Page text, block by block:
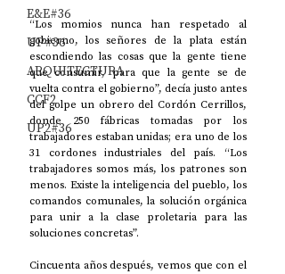
E&E#36
UP#36
ARQUITECTURA
CCF2
UP2#36
“Los momios nunca han respetado al
gobierno, los señores de la plata están
escondiendo las cosas que la gente tiene
que consumir, para que la gente se de
vuelta contra el gobierno”, decía justo antes
del golpe un obrero del Cordón Cerrillos,
donde 250 fábricas tomadas por los
trabajadores estaban unidas; era uno de los
31 cordones industriales del país. “Los
trabajadores somos más, los patrones son
menos. Existe la inteligencia del pueblo, los
comandos comunales, la solución orgánica
para unir a la clase proletaria para las
soluciones concretas”.
Cincuenta años después, vemos que con el